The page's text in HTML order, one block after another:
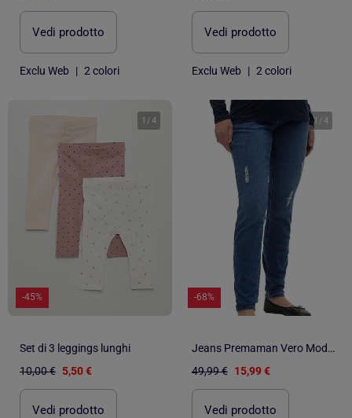
Vedi prodotto
Exclu Web | 2 colori
Vedi prodotto
Exclu Web | 2 colori
1 /4
-45%
Set di 3 leggings lunghi
10,00 € 5,50 €
Vedi prodotto
1 /4
-68%
Jeans Premaman Vero Moda con Fascia Elastica
49,99 € 15,99 €
Vedi prodotto